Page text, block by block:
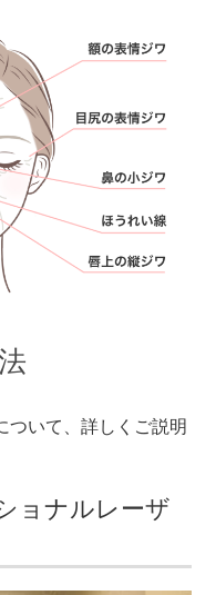
ついて、詳しくご説明
ョナルレーザ